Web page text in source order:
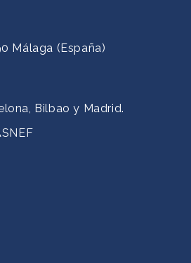
Málaga (España)
Bilbao y Madrid.